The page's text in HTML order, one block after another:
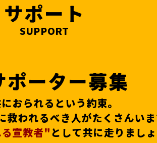
サポート
SUPPORT
ポーター募集
おられるという約束。
救われるべき人がたくさんいま
宣教者" として共に走りましょ